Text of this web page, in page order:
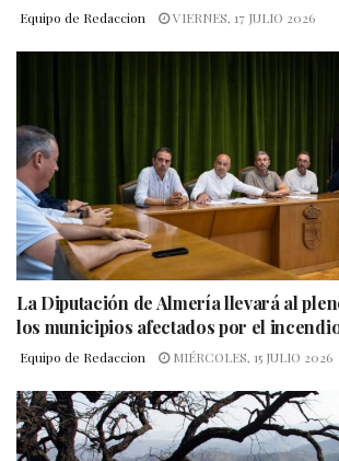
Equipo de Redaccion VIERNES, 17 JULIO 2026
La Diputación de Almería llevará al
los municipios afectados por el
Equipo de Redaccion MIÉRCOLES, 15 JULIO 2026